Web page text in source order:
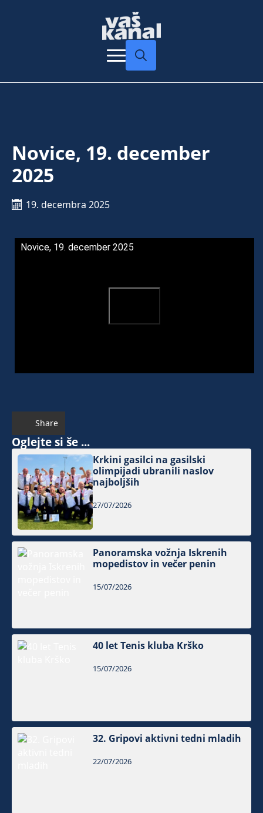
Novice, 19. december
2025
19. decembra 2025
Novice, 19. december 2025
Share
Oglejte si še ...
Krkini gasilci na gasilski
olimpijadi ubranili naslov
najboljših
27/07/2026
Panoramska vožnja Iskrenih
mopedistov in večer penin
15/07/2026
40 let Tenis kluba Krško
15/07/2026
32. Gripovi aktivni tedni mladih
22/07/2026